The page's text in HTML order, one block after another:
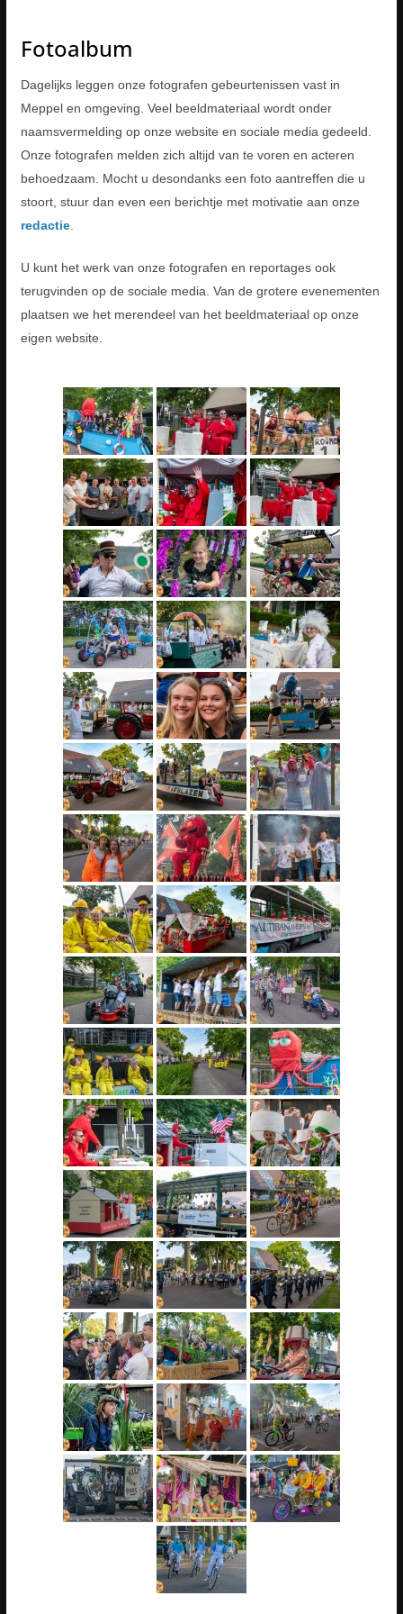
Fotoalbum
Dagelijks leggen onze fotografen gebeurtenissen vast in
Meppel en omgeving. Veel beeldmateriaal wordt onder
naamsvermelding op onze website en sociale media gedeeld.
Onze fotografen melden zich altijd van te voren en acteren
behoedzaam. Mocht u desondanks een foto aantreffen die u
stoort, stuur dan even een berichtje met motivatie aan onze
redactie.
U kunt het werk van onze fotografen en reportages ook
terugvinden op de sociale media. Van de grotere evenementen
plaatsen we het merendeel van het beeldmateriaal op onze
eigen website.